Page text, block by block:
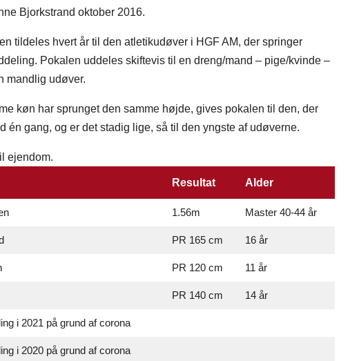
Bjorkstrand oktober 2016.
tildeles hvert år til den atletikudøver i HGF AM, der springer
Pokalen uddeles skiftevis til en dreng/mand – pige/kvinde –
mandlig udøver.
køn har sprunget den samme højde, gives pokalen til den, der
én gang, og er det stadig lige, så til den yngste af udøverne.
ejendom.
Resultat Alder
1.56m Master 40-44 år
PR 165 cm 16 år
PR 120 cm 11 år
PR 140 cm 14 år
i 2021 på grund af corona
i 2020 på grund af corona